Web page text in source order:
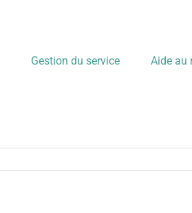
Gestion du service Aide au